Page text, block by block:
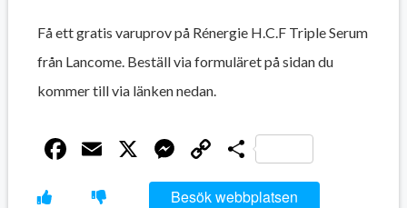
Få ett gratis varuprov på Rénergie H.C.F Triple Serum
från Lancome. Beställ via formuläret på sidan du
kommer till via länken nedan.
Facebook
Email
X Messenger
Copy
Link
Dela
Besök webbplatsen